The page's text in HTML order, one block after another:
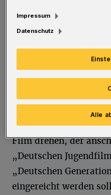
machern,
kommissaren, Mode-
Designern,
experten oder
Jugendliche ab 14
Regisseurinnen bzw.
Film drehen, der
„Deutschen
„Deutschen
eingereicht werden
Impressum
Datenschutz
Alle